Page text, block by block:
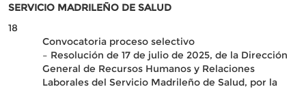
SERVICIO MADRILEÑO DE SALUD
18
Convocatoria proceso selectivo
– Resolución de 17 de julio de 2025, de la Dirección
General de Recursos Humanos y Relaciones
Laborales del Servicio Madrileño de Salud, por la